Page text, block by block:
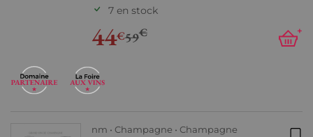
7 en stock
44€59€ +
nm Champagne Champagne